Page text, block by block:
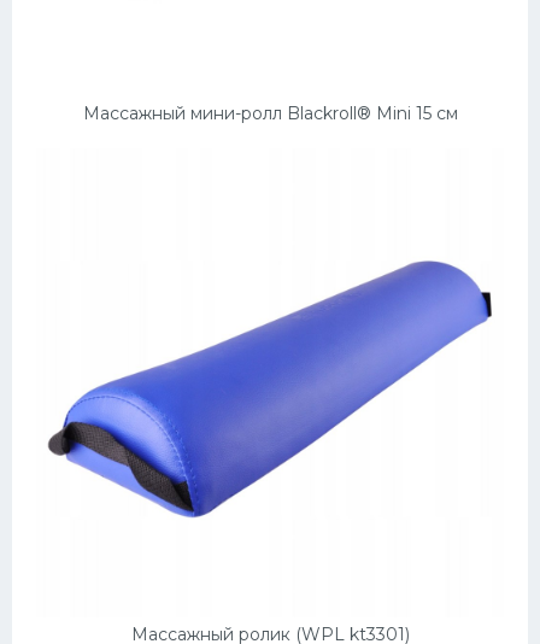
Массажный мини-ролл Blackroll® Mini 15 см
Массажный ролик (WPL kt3301)